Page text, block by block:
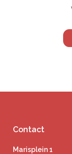
Contact
Marisplein 1